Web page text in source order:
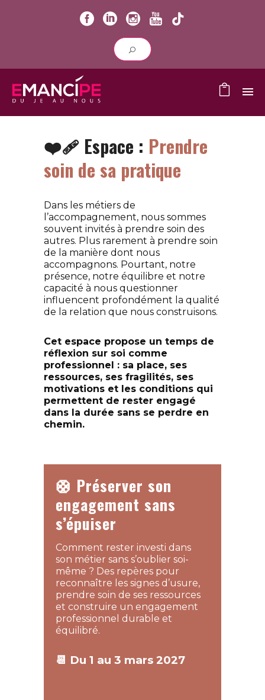
❤️‍🩹 Espace : Prendre
soin de sa pratique
Dans les métiers de
l’accompagnement, nous sommes
souvent invités à prendre soin des
autres. Plus rarement à prendre soin
de la manière dont nous
accompagnons. Pourtant, notre
présence, notre équilibre et notre
capacité à nous questionner
influencent profondément la qualité
de la relation que nous construisons.
Cet espace propose un temps de
réflexion sur soi comme
professionnel : sa place, ses
ressources, ses fragilités, ses
motivations et les conditions qui
permettent de rester engagé
dans la durée sans se perdre en
chemin.
🛟 Préserver son
engagement sans
s’épuiser
Comment rester investi dans
son métier sans s’oublier soi-
même ? Des repères pour
reconnaître les signes d’usure,
prendre soin de ses ressources
et construire un engagement
professionnel durable et
équilibré.
📆 Du 1 au 3 mars 2027